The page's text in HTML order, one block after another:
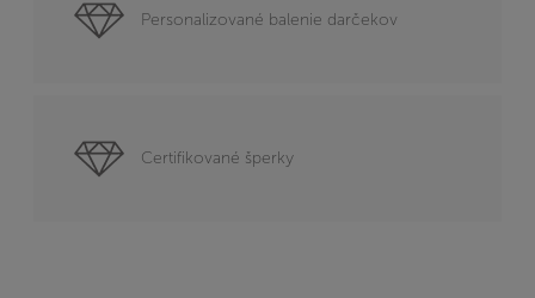
Personalizované balenie darčekov
Certifikované šperky